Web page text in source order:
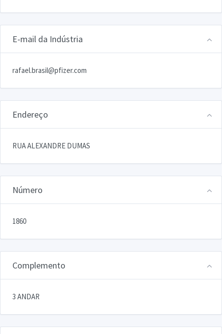
E-mail da Indústria
rafael.brasil@pfizer.com
Endereço
RUA ALEXANDRE DUMAS
Número
1860
Complemento
3 ANDAR